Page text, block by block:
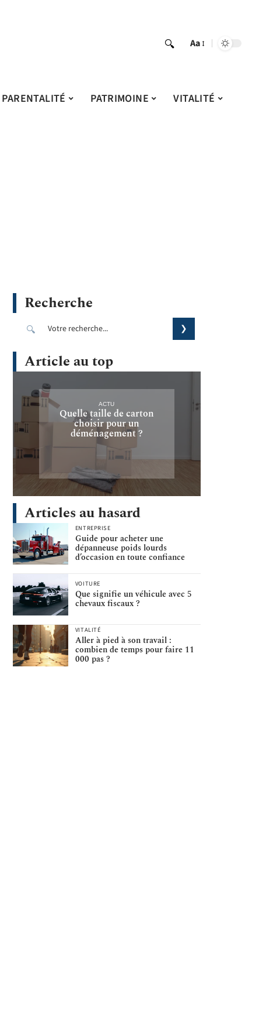
Aa
PARENTALITÉ PATRIMOINE
VITALITÉ
Recherche
Article au top
ACTU
Quelle taille de carton
choisir pour un
déménagement ?
Articles au hasard
ENTREPRISE
Guide pour acheter une
dépanneuse poids lourds
d’occasion en toute confiance
VOITURE
Que signifie un véhicule avec 5
chevaux fiscaux ?
VITALITÉ
Aller à pied à son travail :
combien de temps pour faire 11
000 pas ?